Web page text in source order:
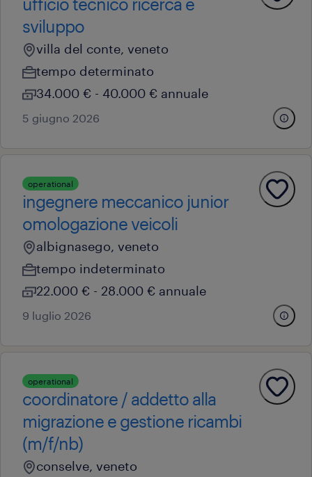
sviluppo
villa del conte, veneto
tempo determinato
34.000 € - 40.000 € annuale
5 giugno 2026
operational
ingegnere meccanico junior
omologazione veicoli
albignasego, veneto
tempo indeterminato
22.000 € - 28.000 € annuale
9 luglio 2026
operational
coordinatore / addetto alla
migrazione e gestione ricambi
(m/f/nb)
conselve, veneto